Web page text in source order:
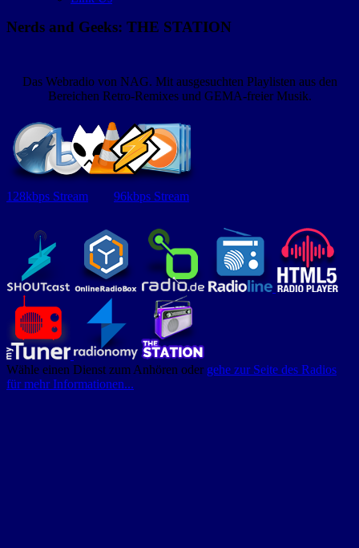
Nerds and Geeks: THE STATION
Das Webradio von NAG. Mit ausgesuchten Playlisten aus den
Bereichen Retro-Remixes und GEMA-freier Musik.
128kbps Stream 96kbps Stream
Wähle einen Dienst zum Anhören oder gehe zur Seite des Radios
für mehr Informationen...